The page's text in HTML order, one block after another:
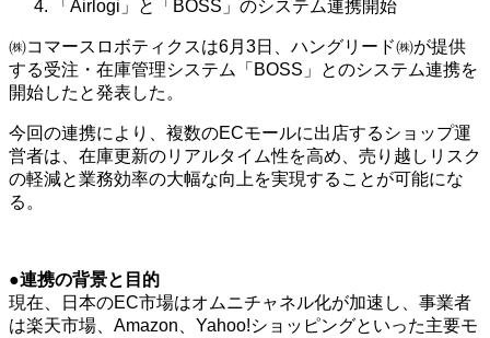
「Airlogi」と「BOSS」のシステム連携開始
㈱コマースロボティクスは6月3日、ハングリード㈱が提供
する受注・在庫管理システム「BOSS」とのシステム連携を
開始したと発表した。
今回の連携により、複数のECモールに出店するショップ運
営者は、在庫更新のリアルタイム性を高め、売り越しリスク
の軽減と業務効率の大幅な向上を実現することが可能にな
る。
●連携の背景と目的
現在、日本のEC市場はオムニチャネル化が加速し、事業者
は楽天市場、Amazon、Yahoo!ショッピングといった主要モ